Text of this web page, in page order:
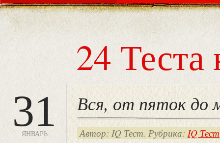
24 Теста
31
ЯНВАРЬ
Вся, от пяток до
Автор: IQ Тест. Рубрика: IQ Тест